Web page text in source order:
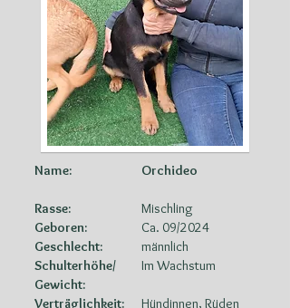
Name:
Rasse:
Geboren:
Geschlecht:
Schulterhöhe/
Gewicht:
Verträglichkeit:
Orchideo
Mischling
Ca. 09/2024
männlich
Im Wachstum
Hündinnen, Rüden